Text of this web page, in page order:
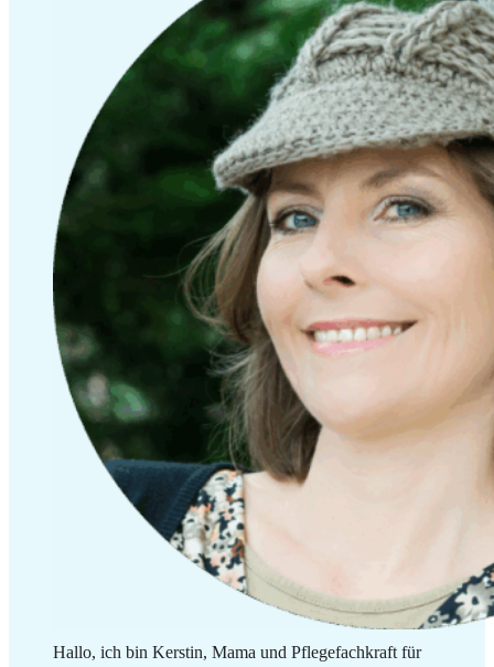
Hallo, ich bin Kerstin, Mama und Pflegefachkraft für